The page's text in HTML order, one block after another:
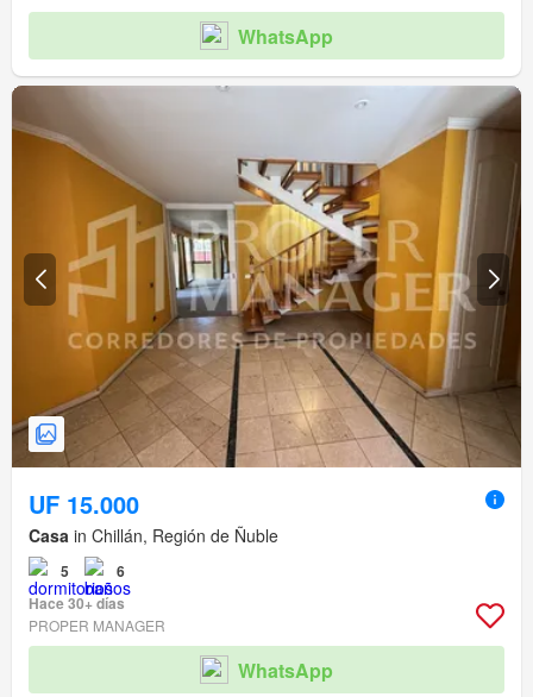
WhatsApp
UF 15.000
Casa in Chillán, Región de Ñuble
5
6
Hace 30+ días
PROPER MANAGER
WhatsApp